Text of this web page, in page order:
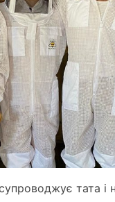
тата і